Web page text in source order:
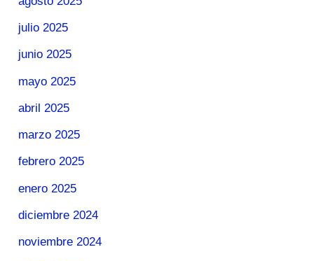
julio 2025
junio 2025
mayo 2025
abril 2025
marzo 2025
febrero 2025
enero 2025
diciembre 2024
noviembre 2024